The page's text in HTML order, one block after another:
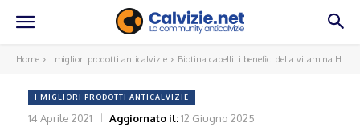
Home I migliori prodotti anticalvizie Biotina capelli: i benefici della vitamina H
I MIGLIORI PRODOTTI ANTICALVIZIE
14 Aprile 2021 Aggiornato il:12 Giugno 2025